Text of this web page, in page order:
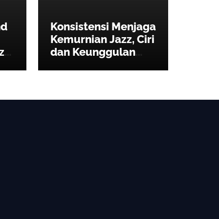
Konsistensi Menjaga
Kemurnian Jazz, Ciri
dan Keunggulan